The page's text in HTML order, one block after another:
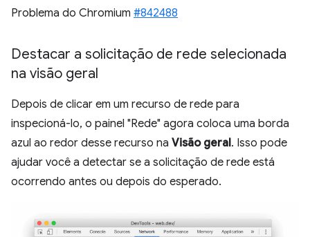
Problema do Chromium #842488
Destacar a solicitação de rede selecionada
na visão geral
Depois de clicar em um recurso de rede para
inspecioná-lo, o painel "Rede" agora coloca uma borda
azul ao redor desse recurso na Visão geral. Isso pode
ajudar você a detectar se a solicitação de rede está
ocorrendo antes ou depois do esperado.